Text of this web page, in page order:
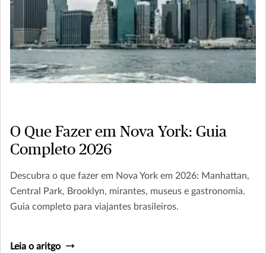
O Que Fazer em Nova York: Guia
Completo 2026
Descubra o que fazer em Nova York em 2026: Manhattan,
Central Park, Brooklyn, mirantes, museus e gastronomia.
Guia completo para viajantes brasileiros.
Leia o aritgo